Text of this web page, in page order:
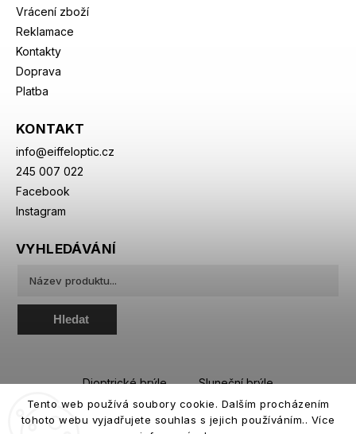
Tento web používá soubory cookie. Dalším procházením
tohoto webu vyjadřujete souhlas s jejich používáním.. Více
Vrácení zboží
Reklamace
Kontakty
Doprava
Platba
KONTAKT
info@eiffeloptic.cz
245 007 022
Facebook
Instagram
VYHLEDÁVÁNÍ
Hledat
Dioptrické brýle
Sluneční brýle
Sportovní brýle
Kontaktní čočky